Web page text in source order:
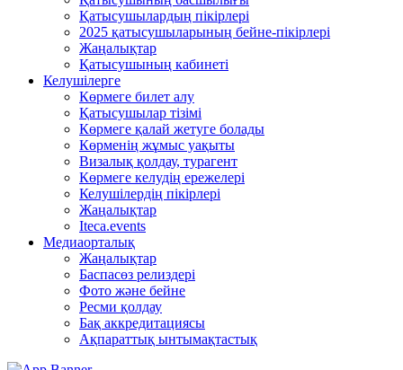
Қатысушылардың пікірлері
2025 қатысушыларының бейне-пікірлері
Жаңалықтар
Қатысушының кабинеті
Келушілерге
Көрмеге билет алу
Қатысушылар тізімі
Көрмеге қалай жетуге болады
Көрменің жұмыс уақыты
Визалық қолдау, турагент
Көрмеге келудің ережелері
Келушілердің пікірлері
Жаңалықтар
Iteca.events
Медиаорталық
Жаңалықтар
Баспасөз релиздері
Фото және бейне
Ресми қолдау
Бақ аккредитациясы
Ақпараттық ынтымақтастық